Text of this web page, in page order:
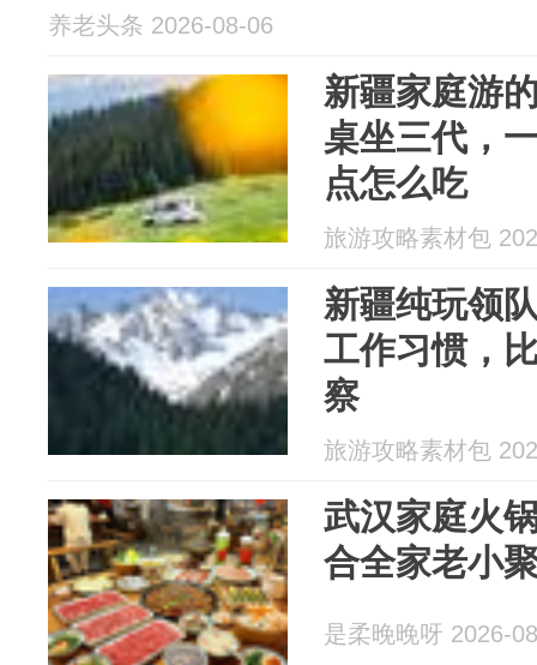
养老头条 2026-08-06
新疆家庭游
桌坐三代，
点怎么吃
旅游攻略素材包
新疆纯玩领
工作习惯，
察
旅游攻略素材包
武汉家庭火
合全家老小
是柔晚晚呀 2026-